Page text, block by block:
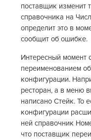
поставщик изменит
справочника на
определит это в
сообщит об ошибке.
Интересный момент
переименованием
конфигурации.
ресторан, а в меню
написано Стейк. То
конфигурации
ней справочник
что поставщик